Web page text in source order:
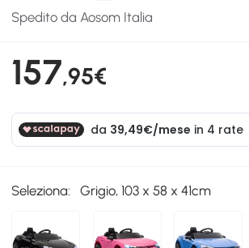
Spedito da Aosom Italia
157,95€
Seleziona: Grigio, 103 x 58 x 41cm